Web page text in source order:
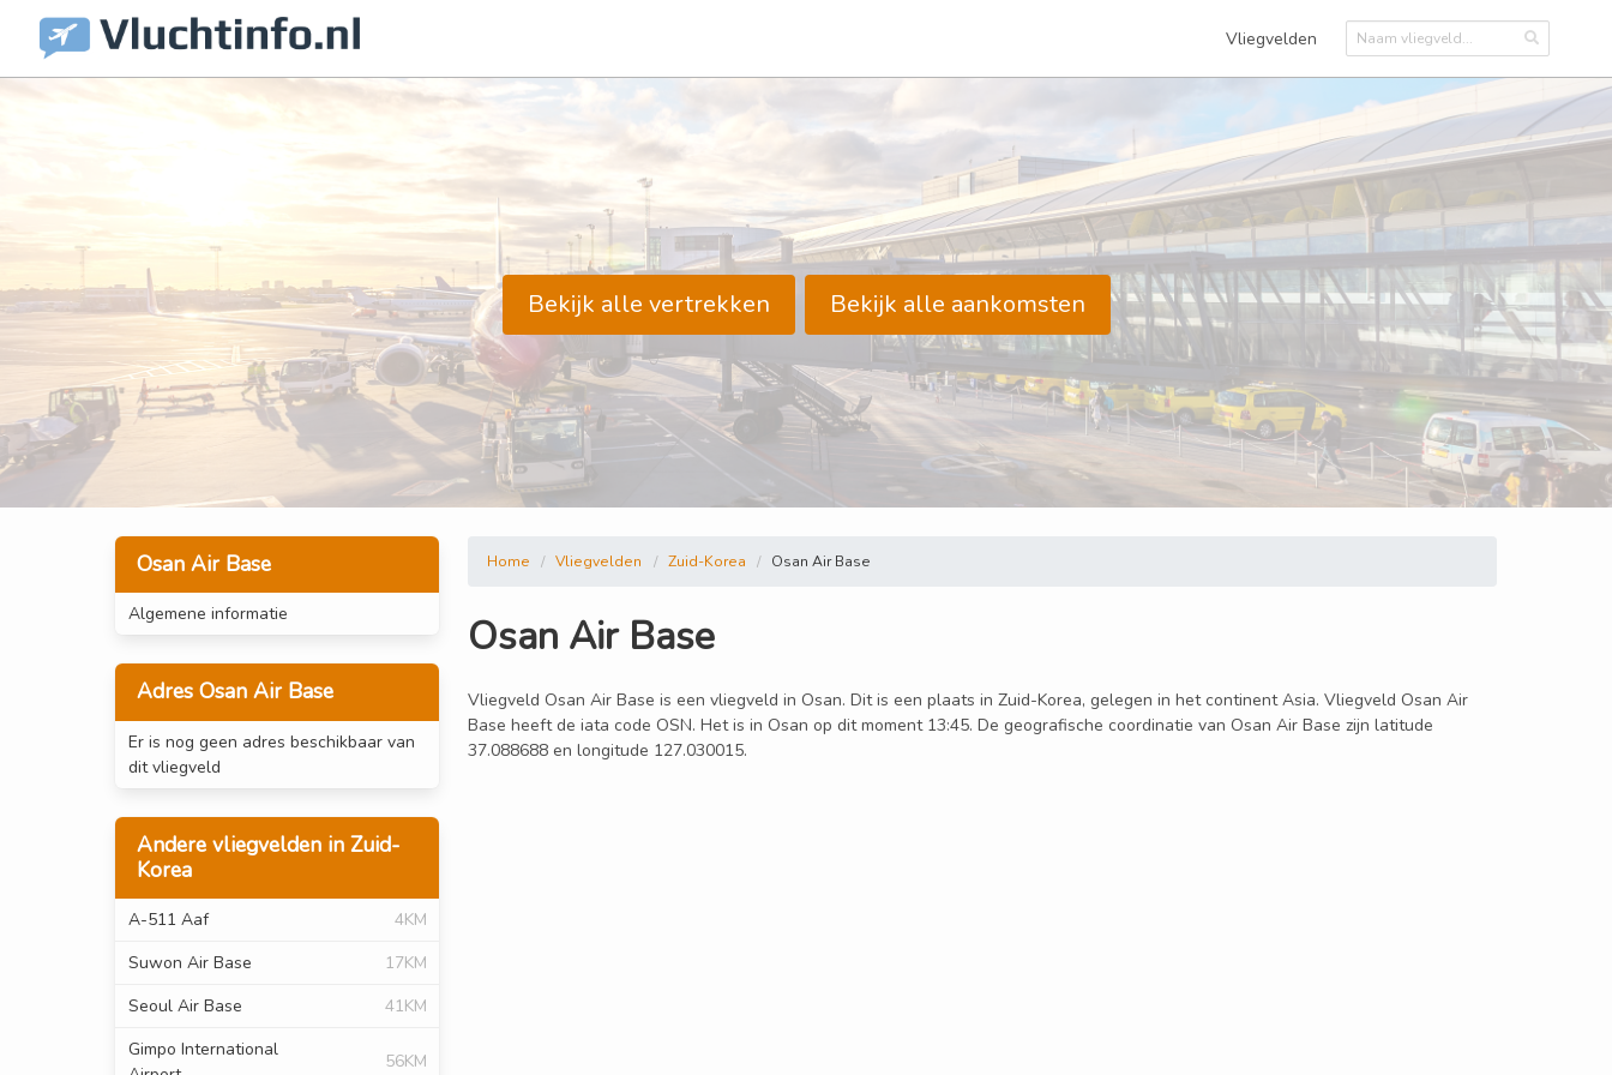
Vliegvelden
Bekijk alle vertrekken Bekijk alle aankomsten
Osan Air Base
Algemene informatie
Adres Osan Air Base
Er is nog geen adres beschikbaar van
dit vliegveld
Andere vliegvelden in Zuid-
Korea
A-511 Aaf
4KM
Suwon Air Base
17KM
Seoul Air Base
41KM
Gimpo International
56KM
Home Vliegvelden Zuid-Korea Osan Air Base
Osan Air Base
Vliegveld Osan Air Base is een vliegveld in Osan. Dit is een plaats in Zuid-Korea, gelegen in het continent Asia. Vliegveld Osan Air
Base heeft de iata code OSN. Het is in Osan op dit moment 13:45. De geografische coordinatie van Osan Air Base zijn latitude
37.088688 en longitude 127.030015.